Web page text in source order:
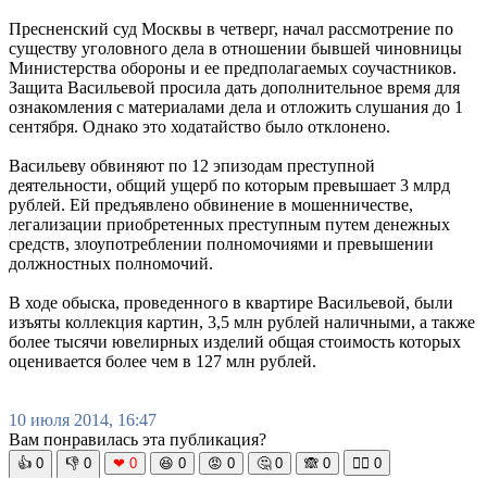
Пресненский суд Москвы в четверг, начал рассмотрение по
существу уголовного дела в отношении бывшей чиновницы
Министерства обороны и ее предполагаемых соучастников.
Защита Васильевой просила дать дополнительное время для
ознакомления с материалами дела и отложить слушания до 1
сентября. Однако это ходатайство было отклонено.
Васильеву обвиняют по 12 эпизодам преступной
деятельности, общий ущерб по которым превышает 3 млрд
рублей. Ей предъявлено обвинение в мошенничестве,
легализации приобретенных преступным путем денежных
средств, злоупотреблении полномочиями и превышении
должностных полномочий.
В ходе обыска, проведенного в квартире Васильевой, были
изъяты коллекция картин, 3,5 млн рублей наличными, а также
более тысячи ювелирных изделий общая стоимость которых
оценивается более чем в 127 млн рублей.
10 июля 2014, 16:47
Вам понравилась эта публикация?
👍 0 👎 0 ❤ 0 😆 0 😡 0 🤔 0 🙈 0 🧘‍♀️ 0